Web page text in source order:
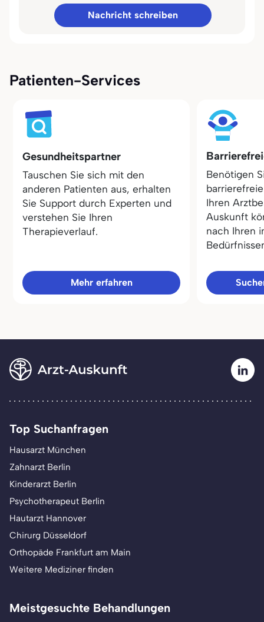
Nachricht schreiben
Patienten-Services
Gesundheitspartner
Tauschen Sie sich mit den
anderen Patienten aus, erhalten
Sie Support durch Experten und
verstehen Sie Ihren
Therapieverlauf.
Mehr erfahren
Benötigen
Ihren
Auskunft
nach Ihren
Top Suchanfragen
Hausarzt München
Zahnarzt Berlin
Kinderarzt Berlin
Psychotherapeut Berlin
Hautarzt Hannover
Chirurg Düsseldorf
Orthopäde Frankfurt am Main
Weitere Mediziner finden
Meistgesuchte Behandlungen